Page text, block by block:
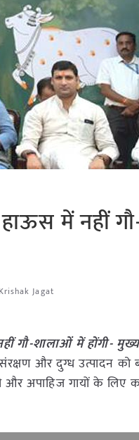
में नहीं
Krishak Jagat
गौ-शालाओं में होंगी-
और दुग्ध उत्पादन को
अपाहिज गायों के लिए